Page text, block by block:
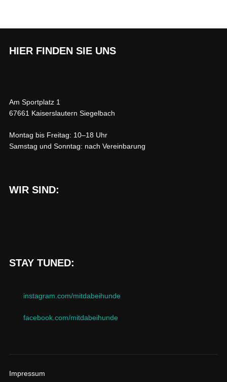
HIER FINDEN SIE UNS
Am Sportplatz 1
67661 Kaiserslautern Siegelbach
Montag bis Freitag: 10–18 Uhr
Samstag und Sonntag: nach Vereinbarung
WIR SIND:
STAY TUNED:
instagram.com/mitdabeihunde
facebook.com/mitdabeihunde
Impressum